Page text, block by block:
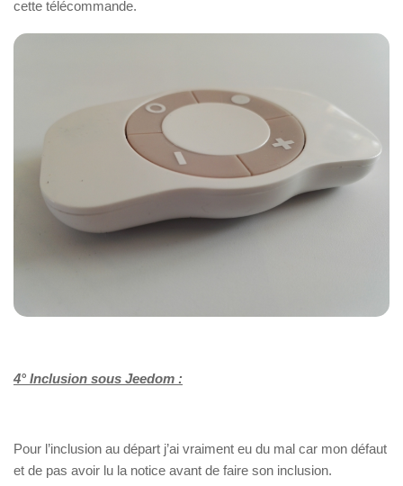
cette télécommande.
4° Inclusion sous Jeedom :
Pour l’inclusion au départ j’ai vraiment eu du mal car mon défaut
et de pas avoir lu la notice avant de faire son inclusion.